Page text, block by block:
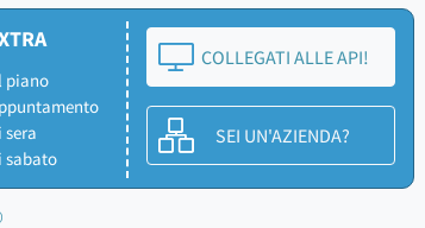
piano
sera
sabato
COLLEGATI ALLE API!
SEI UN'AZIENDA?